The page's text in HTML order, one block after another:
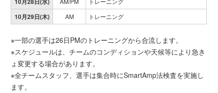
10月29日(木) AM トレーニング
※一部の選手は26日PMのトレーニングから合流します。
※スケジュールは、チームのコンディションや天候等により急き
ょ変更する場合があります。
※全チームスタッフ、選手は集合時にSmartAmp法検査を実施し
ます。